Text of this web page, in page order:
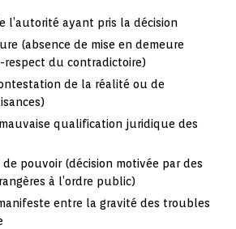
l’autorité ayant pris la décision
(absence de mise en demeure
du contradictoire)
de la réalité ou de
qualification juridique des
pouvoir (décision motivée par des
à l’ordre public)
entre la gravité des troubles